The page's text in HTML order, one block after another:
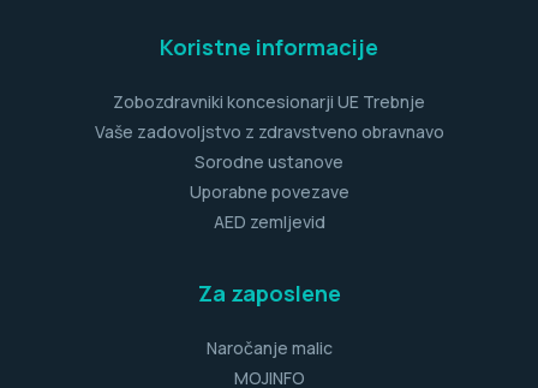
Koristne informacije
Zobozdravniki koncesionarji UE Trebnje
Vaše zadovoljstvo z zdravstveno obravnavo
Sorodne ustanove
Uporabne povezave
AED zemljevid
Za zaposlene
Naročanje malic
MOJINFO